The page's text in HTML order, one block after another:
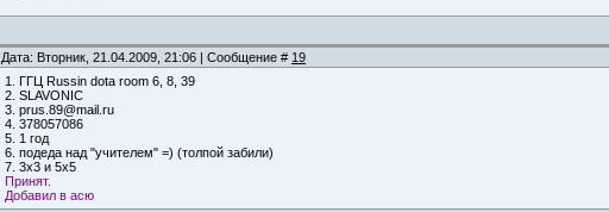
Дата: Вторник, 21.04.2009, 21:06 | Сообщение # 19
1. ГГЦ Russin dota room 6, 8, 39
2. SLAVONIC
3. prus.89@mail.ru
4. 378057086
5. 1 год
6. подеда над "учителем" =) (толпой забили)
7. 3x3 и 5x5
Принят.
Добавил в асю